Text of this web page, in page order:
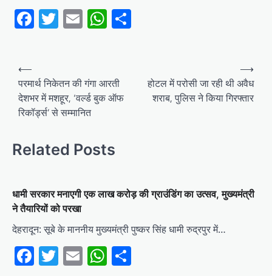
Facebook
Twitter
EmailWhatsApp
Post
navigation
⟵
परमार्थ निकेतन की गंगा आरती
देशभर में मशहूर, ‘वर्ल्ड बुक ऑफ
रिकॉर्ड्स’ से सम्मानित
होटल में परोसी जा रही थी अवैध
शराब, पुलिस ने किया गिरफ्तार
⟶
Related Posts
धामी सरकार मनाएगी एक लाख करोड़ की ग्राउंडिंग का उत्सव, मुख्यमंत्री
ने तैयारियों को परखा
देहरादून: सूबे के माननीय मुख्यमंत्री पुष्कर सिंह धामी रुद्रपुर में…
Facebook
Twitter
EmailWhatsApp